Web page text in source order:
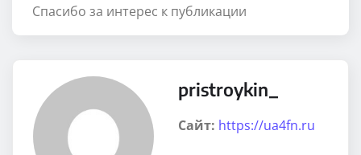
Спасибо за интерес к публикации
pristroykin_
Сайт: https://ua4fn.ru